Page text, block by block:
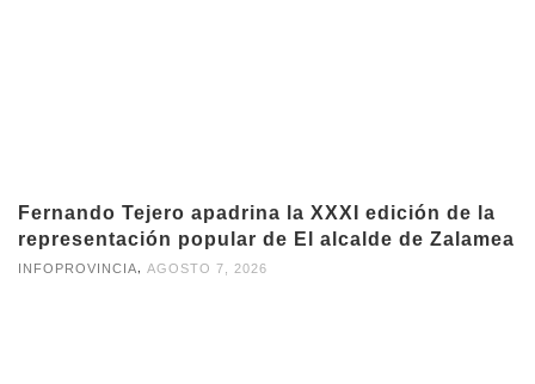
Fernando Tejero apadrina la XXXI edición de la
representación popular de El alcalde de Zalamea
INFOPROVINCIA AGOSTO 7, 2026